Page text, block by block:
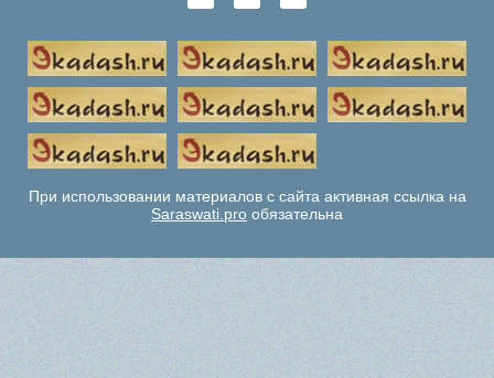
При использовании материалов с сайта активная ссылка на
Saraswati.pro обязательна